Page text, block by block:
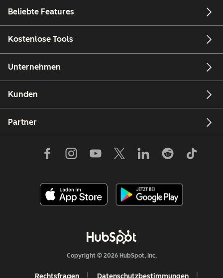
Beliebte Features
Kostenlose Tools
Unternehmen
Kunden
Partner
Copyright © 2026 HubSpot, Inc.
Rechtsfragen Datenschutzbestimmungen